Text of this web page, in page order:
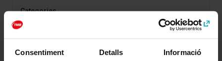
Consentiment Detalls Informació
Categories
Gaudí i Modernisme